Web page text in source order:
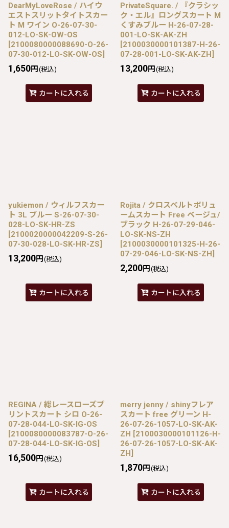
DearMyLoveRose / ハイウ
エストスリットタイトスカー
ト M ワイン O-26-07-30-
012-LO-SK-OW-OS
[2100080000088690-O-26-
07-30-012-LO-SK-OW-OS]
1,650円 (税込)
カートに入れる
PrivateSquare. / 『クラシッ
ク・エル』ロングスカート M
くすみブルー H-26-07-28-
001-LO-SK-AK-ZH
[2100030000101387-H-26-
07-28-001-LO-SK-AK-ZH]
13,200円 (税込)
カートに入れる
yukiemon / ウィルフスカー
ト 3L ブルー S-26-07-30-
028-LO-SK-HR-ZS
[2100020000042209-S-26-
07-30-028-LO-SK-HR-ZS]
13,200円 (税込)
カートに入れる
Rojita / クロスベルトボリュ
ームスカート Free ベージュ/
ブラック H-26-07-29-046-
LO-SK-NS-ZH
[2100030000101325-H-26-
07-29-046-LO-SK-NS-ZH]
2,200円 (税込)
カートに入れる
REGINA / 総レースローズプ
リントスカート シロ O-26-
07-28-044-LO-SK-IG-OS
[2100080000083787-O-26-
07-28-044-LO-SK-IG-OS]
16,500円 (税込)
カートに入れる
merry jenny / shinyフレア
スカート free グリーン H-
26-07-26-1057-LO-SK-AK-
ZH [2100030000101126-H-
26-07-26-1057-LO-SK-AK-
ZH]
1,870円 (税込)
カートに入れる